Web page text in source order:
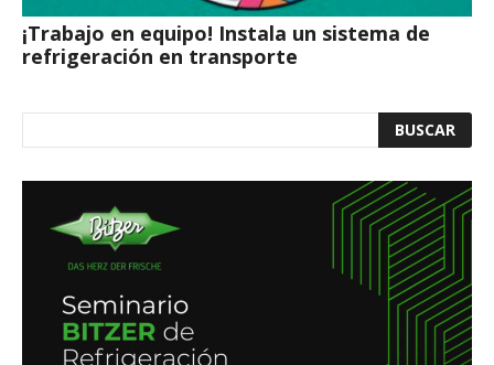
¡Trabajo en equipo! Instala un sistema de
refrigeración en transporte